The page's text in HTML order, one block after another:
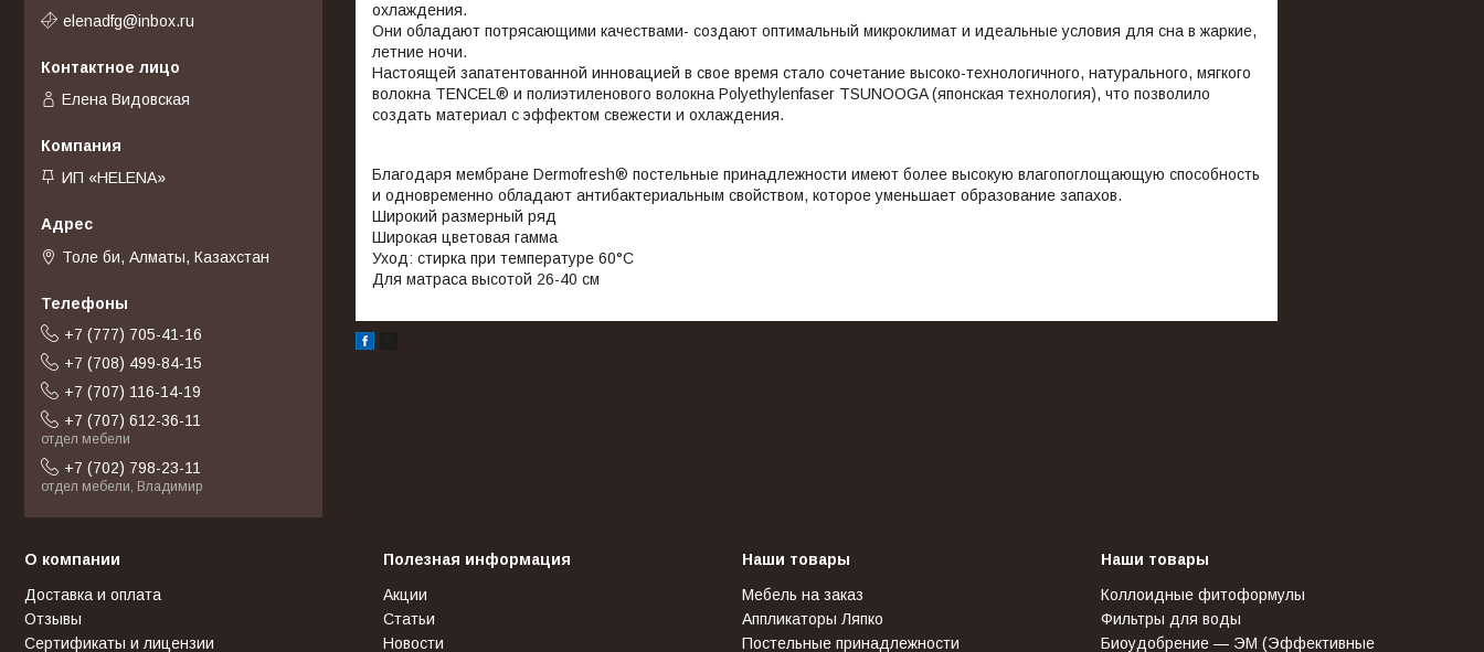
охлаждения.
Они обладают потрясающими качествами- создают оптимальный микроклимат и идеальные условия для сна в жаркие,
летние ночи.
Настоящей запатентованной инновацией в свое время стало сочетание высоко-технологичного, натурального, мягкого
волокна TENCEL® и полиэтиленового волокна Polyethylenfaser TSUNOOGA (японская технология), что позволило
создать материал с эффектом свежести и охлаждения.
Благодаря мембране Dermofresh® постельные принадлежности имеют более высокую влагопоглощающую способность
и одновременно обладают антибактериальным свойством, которое уменьшает образование запахов.
Широкий размерный ряд
Широкая цветовая гамма
Уход: стирка при температуре 60°С
Для матраса высотой 26-40 см
elenadfg@inbox.ru
Елена Видовская
ИП «HELENA»
Толе би, Алматы, Казахстан
+7 (777) 705-41-16
+7 (708) 499-84-15
+7 (707) 116-14-19
+7 (707) 612-36-11
отдел мебели
+7 (702) 798-23-11
отдел мебели, Владимир
О компании
Доставка и оплата
Отзывы
Сертификаты и лицензии
Полезная информация
Акции
Статьи
Новости
Наши товары
Мебель на заказ
Аппликаторы Ляпко
Постельные принадлежности
Наши товары
Коллоидные фитоформулы
Фильтры для воды
Биоудобрение — ЭМ (Эффективные